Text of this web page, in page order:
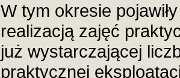
W tym okresie
realizacją zajęć
już wystarczającej
praktycznej